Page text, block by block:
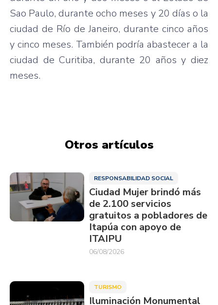
Sao Paulo, durante ocho meses y 20 días o la
ciudad de Río de Janeiro, durante cinco años
y cinco meses. También podría abastecer a la
ciudad de Curitiba, durante 20 años y diez
meses.
Otros artículos
RESPONSABILIDAD SOCIAL
Ciudad Mujer brindó más
de 2.100 servicios
gratuitos a pobladores de
Itapúa con apoyo de
ITAIPU
06/08/2026
TURISMO
Iluminación Monumental